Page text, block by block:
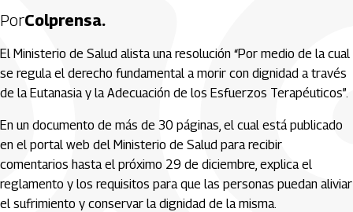
PorColprensa.
El Ministerio de Salud alista una resolución “Por medio de la cual
se regula el derecho fundamental a morir con dignidad a través
de la Eutanasia y la Adecuación de los Esfuerzos Terapéuticos”.
En un documento de más de 30 páginas, el cual está publicado
en el portal web del Ministerio de Salud para recibir
comentarios hasta el próximo 29 de diciembre, explica el
reglamento y los requisitos para que las personas puedan aliviar
el sufrimiento y conservar la dignidad de la misma.